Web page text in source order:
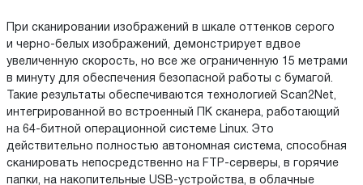
При сканировании изображений в шкале оттенков серого
и черно-белых изображений, демонстрирует вдвое
увеличенную скорость, но все же ограниченную 15 метрами
в минуту для обеспечения безопасной работы с бумагой.
Такие результаты обеспечиваются технологией Scan2Net,
интегрированной во встроенный ПК сканера, работающий
на 64-битной операционной системе Linux. Это
действительно полностью автономная система, способная
сканировать непосредственно на FTP-серверы, в горячие
папки, на накопительные USB-устройства, в облачные